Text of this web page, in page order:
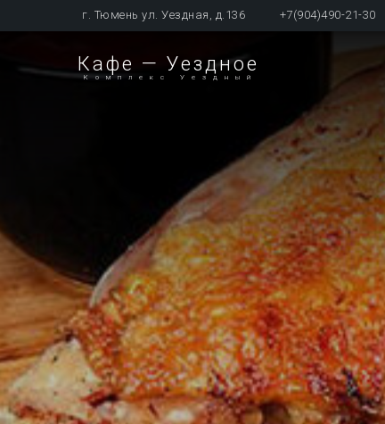
г. Тюмень ул. Уездная, д.136 +7(904)490-21-30
Кафе — Уездное
Комплекс Уездный